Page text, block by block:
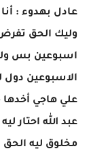
عادل بهدوء :
وليك الحق
اسبوعين بس
الاسبوعين دول
علي هاجي
عبد الله احتار
مخلوق ليه